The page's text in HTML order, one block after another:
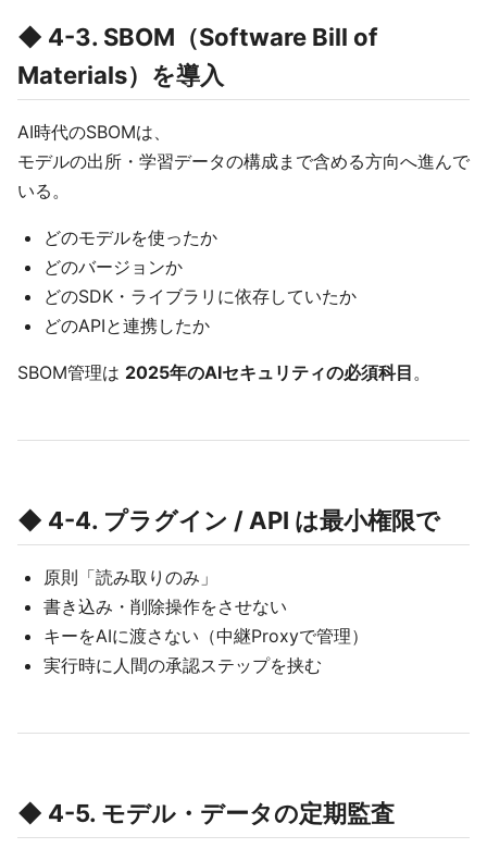
◆ 4-3. SBOM（Software Bill of
Materials）を導入
AI時代のSBOMは、
モデルの出所・学習データの構成まで含める方向へ進んで
いる。
どのモデルを使ったか
どのバージョンか
どのSDK・ライブラリに依存していたか
どのAPIと連携したか
SBOM管理は 2025年のAIセキュリティの必須科目。
◆ 4-4. プラグイン / API は最小権限で
原則「読み取りのみ」
書き込み・削除操作をさせない
キーをAIに渡さない（中継Proxyで管理）
実行時に人間の承認ステップを挟む
◆ 4-5. モデル・データの定期監査